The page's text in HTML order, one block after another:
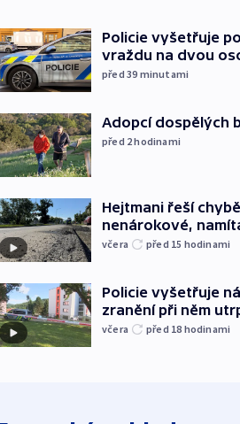
Policie vyšetřuje
vraždu na dvou
před 39 minutami
Adopcí dospělých
před 2hodinami
Hejtmani řeší
nenárokové,
včera před 15 hodinami
Policie vyšetřuje
zranění při něm
včera před 18 hodinami